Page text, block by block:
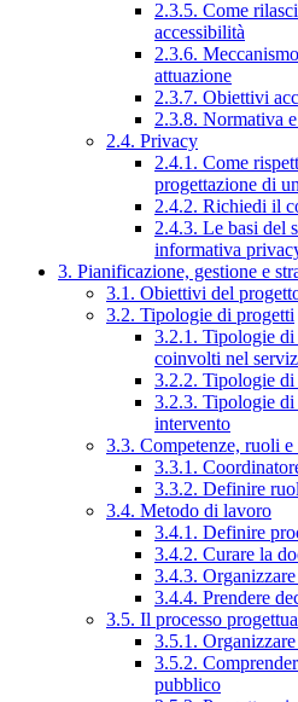
2.3.5. Come
accessibilità
2.3.6.
attuazione
2.3.7. Obiettivi
2.3.8. Normativa
2.4. Privacy
2.4.1. Come
progettazione di
2.4.2. Richiedi il
2.4.3. Le basi del
informativa
3. Pianificazione, gestione e
3.1. Obiettivi del
3.2. Tipologie di progetti
3.2.1. Tipologie di
coinvolti nel
3.2.2. Tipologie di
3.2.3. Tipologie di
intervento
3.3. Competenze, ruoli
3.3.1.
3.3.2. Definire
3.4. Metodo di lavoro
3.4.1. Definire
3.4.2. Curare la
3.4.3.
3.4.4. Prendere
3.5. Il processo
3.5.1.
3.5.2.
pubblico